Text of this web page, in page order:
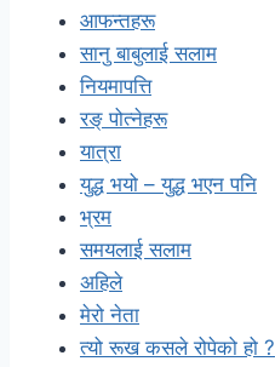
आफन्तहरू
सानु बाबुलाई सलाम
नियमापत्ति
रङ् पोत्नेहरू
यात्रा
युद्ध भयो – युद्ध भएन पनि
भ्रम
समयलाई सलाम
अहिले
मेरो नेता
त्यो रूख कसले रोपेको हो ?